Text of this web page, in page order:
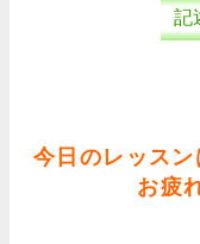
記
今日のレッスン
お疲